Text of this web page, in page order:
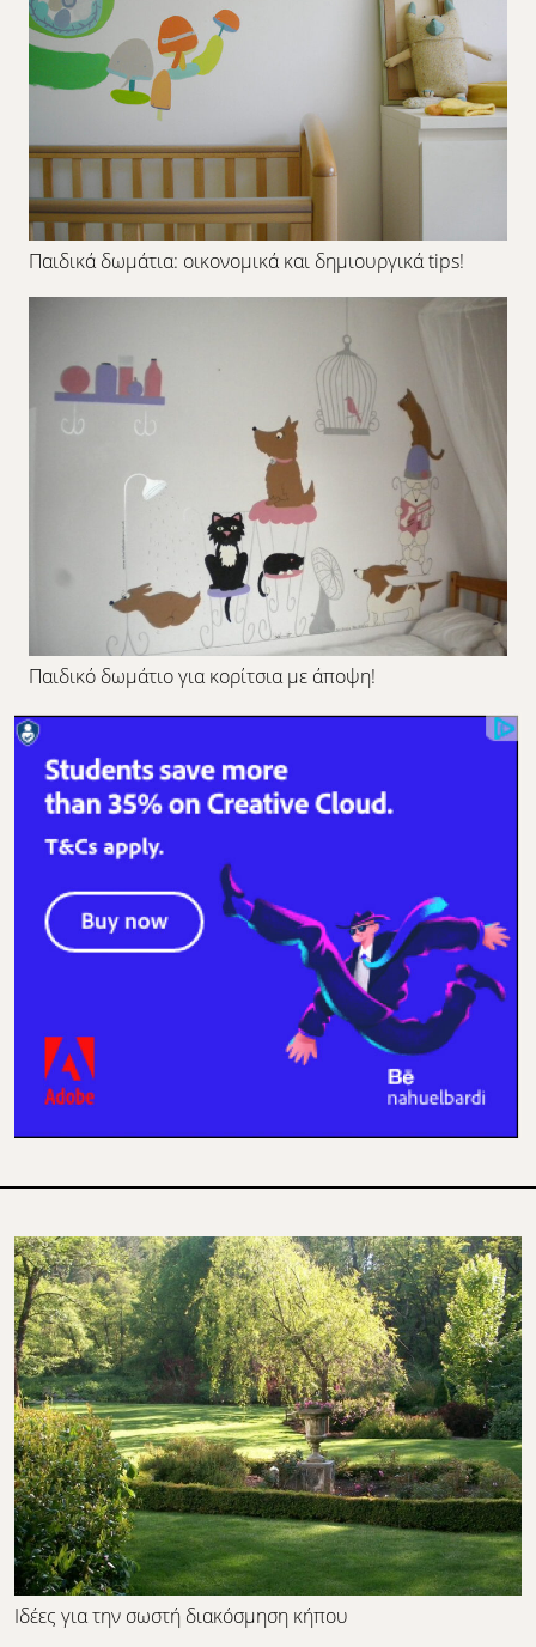
Παιδικά δωμάτια: οικονομικά και δημιουργικά tips!
Παιδικό δωμάτιο για κορίτσια με άποψη!
Ιδέες για την σωστή διακόσμηση κήπου